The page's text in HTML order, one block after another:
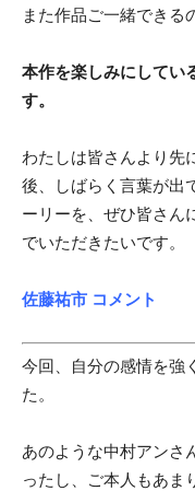
また作品ご一緒できる
本作を楽しみにしてい
す。
わたしは皆さんより先
後、しばらく言葉が出
ーリーを、ぜひ皆さん
でいただきたいです。
佐藤祐市 コメント
今回、自分の感情を強
た。
あのような中村アンさ
ったし、ご本人もあま